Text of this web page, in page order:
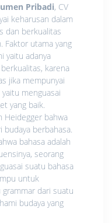
Pribadi, CV
keharusan dalam
dan berkualitas
Faktor utama yang
yaitu adanya
karena
jika mempunyai
menguasai
yang baik.
Heidegger bahwa
berbahasa.
bahasa adalah
seorang
suatu bahasa
untuk
dari suatu
budaya yang